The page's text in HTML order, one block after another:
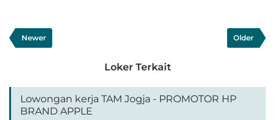
Newer Older
Loker Terkait
Lowongan kerja TAM Jogja - PROMOTOR HP
BRAND APPLE